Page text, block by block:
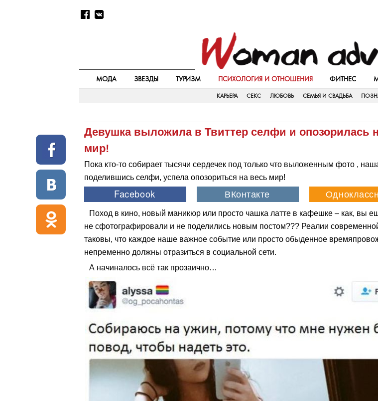
МОДА ЗВЕЗДЫ ТУРИЗМ ПСИХОЛОГИЯ И ОТНОШЕНИЯ ФИТНЕС
КАРЬЕРА СЕКС ЛЮБОВЬ СЕМЬЯ И СВАДЬБА
Девушка выложила в Твиттер селфи и опозорилась
мир!
Пока кто-то собирает тысячи сердечек под только что выложенным фото ,
поделившись селфи, успела опозориться на весь мир!
Поход в кино, новый маникюр или просто чашка латте в кафешке – как, вы
не сфотографировали и не поделились новым постом??? Реалии
таковы, что каждое наше важное событие или просто обыденное
непременно должны отразиться в социальной сети.
А начиналось всё так прозаично…